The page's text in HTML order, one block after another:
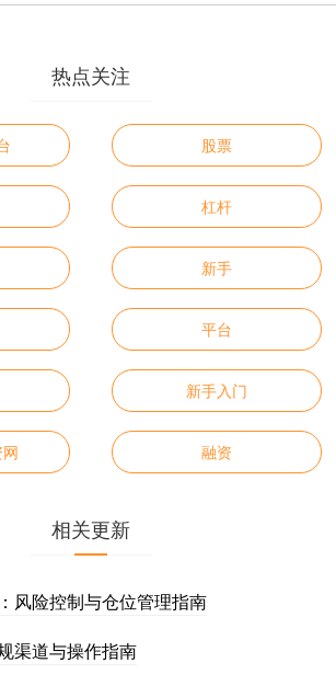
热点关注
股票
杠杆
新手
平台
新手入门
融资
相关更新
风险控制与仓位管理指南
渠道与操作指南